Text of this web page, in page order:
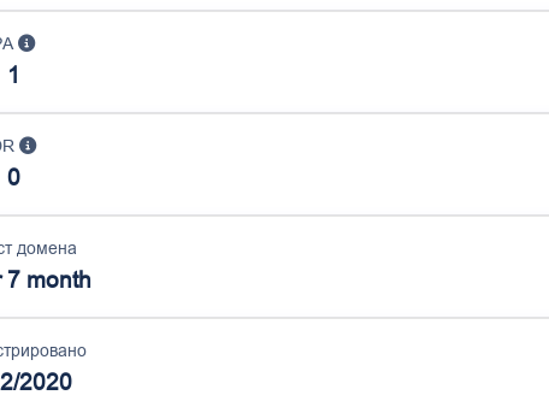
1
0
домена
month
2020